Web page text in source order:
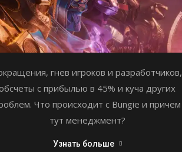
гнев игроков и разработчиков,
с прибылью в 45% и куча других
Что происходит с Bungie и причем
тут менеджмент?
Узнать больше